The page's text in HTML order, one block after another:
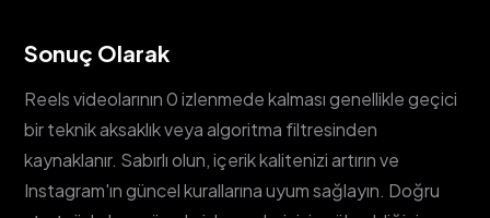
Sonuç Olarak
Reels videolarının 0 izlenmede kalması genellikle geçici
bir teknik aksaklık veya algoritma filtresinden
kaynaklanır. Sabırlı olun, içerik kalitenizi artırın ve
Instagram'ın güncel kurallarına uyum sağlayın. Doğru